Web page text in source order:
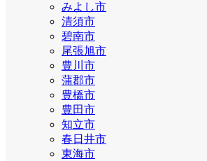
みよし市
清須市
碧南市
尾張旭市
豊川市
蒲郡市
豊橋市
豊田市
知立市
春日井市
東海市